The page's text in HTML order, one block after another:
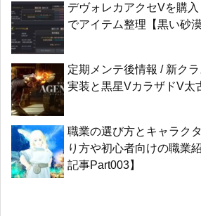
デヴォレカアクセVを購
でアイテム整理【黒い砂
定期メンテ後情報 / 新ク
実装と黒星VカラザドV太
職業の選び方とキャラク
り方や初心者向けの職業
記事Part003】